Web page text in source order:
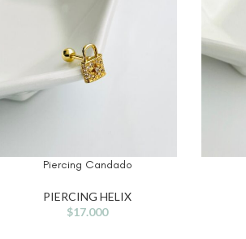
Piercing Candado
PIERCING HELIX
$17.000